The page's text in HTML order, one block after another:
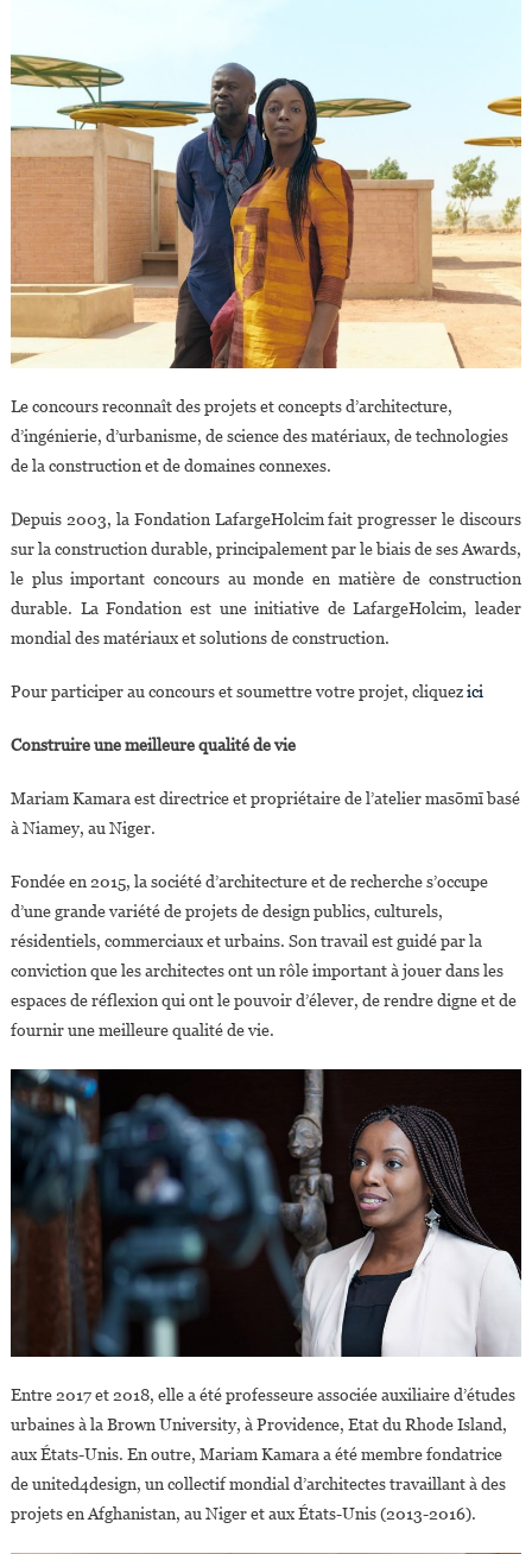
Le concours reconnaît des projets et concepts d’architecture,
d’ingénierie, d’urbanisme, de science des matériaux, de technologies
de la construction et de domaines connexes.
Depuis 2003, la Fondation LafargeHolcim fait progresser le discours
sur la construction durable, principalement par le biais de ses Awards,
le plus important concours au monde en matière de construction
durable. La Fondation est une initiative de LafargeHolcim, leader
mondial des matériaux et solutions de construction.
Pour participer au concours et soumettre votre projet, cliquezici
Construire une meilleure qualité de vie
Mariam Kamara est directrice et propriétaire de l’atelier masōmī basé
à Niamey, au Niger.
Fondée en 2015, la société d’architecture et de recherche s’occupe
d’une grande variété de projets de design publics, culturels,
résidentiels, commerciaux et urbains. Son travail est guidé par la
conviction que les architectes ont un rôle important à jouer dans les
espaces de réflexion qui ont le pouvoir d’élever, de rendre digne et de
fournir une meilleure qualité de vie.
Entre 2017 et 2018, elle a été professeure associée auxiliaire d’études
urbaines à la Brown University, à Providence, Etat du Rhode Island,
aux États-Unis. En outre, Mariam Kamara a été membre fondatrice
de united4design, un collectif mondial d’architectes travaillant à des
projets en Afghanistan, au Niger et aux États-Unis (2013-2016).